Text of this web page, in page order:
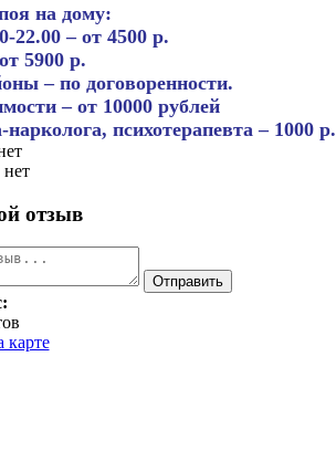
на дому:
22.00 – от 4500 р.
5900 р.
– по договоренности.
– от 10000 рублей
психотерапевта – 1000 р.
отзыв
карте